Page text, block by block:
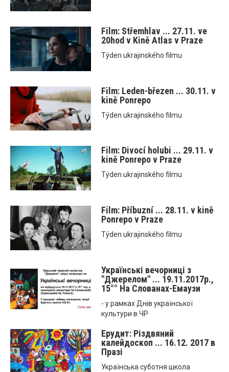
Film: Střemhlav ... 27.11. ve
20hod v Kině Atlas v Praze
Týden ukrajinského filmu
Film: Leden-březen ... 30.11. v
kině Ponrepo
Týden ukrajinského filmu
Film: Divocí holubi ... 29.11. v
kině Ponrepo v Praze
Týden ukrajinského filmu
Film: Příbuzní ... 28.11. v kině
Ponrepo v Praze
Týden ukrajinského filmu
Українські вечорниці з
"Джерелом" ... 19.11.2017р.,
15°° На Слованах-Емаузи
- у рамках Днів української
культури в ЧР
Ерудит: Різдвяний
калейдоскоп ... 16.12. 2017 в
Празі
Українська суботня школа